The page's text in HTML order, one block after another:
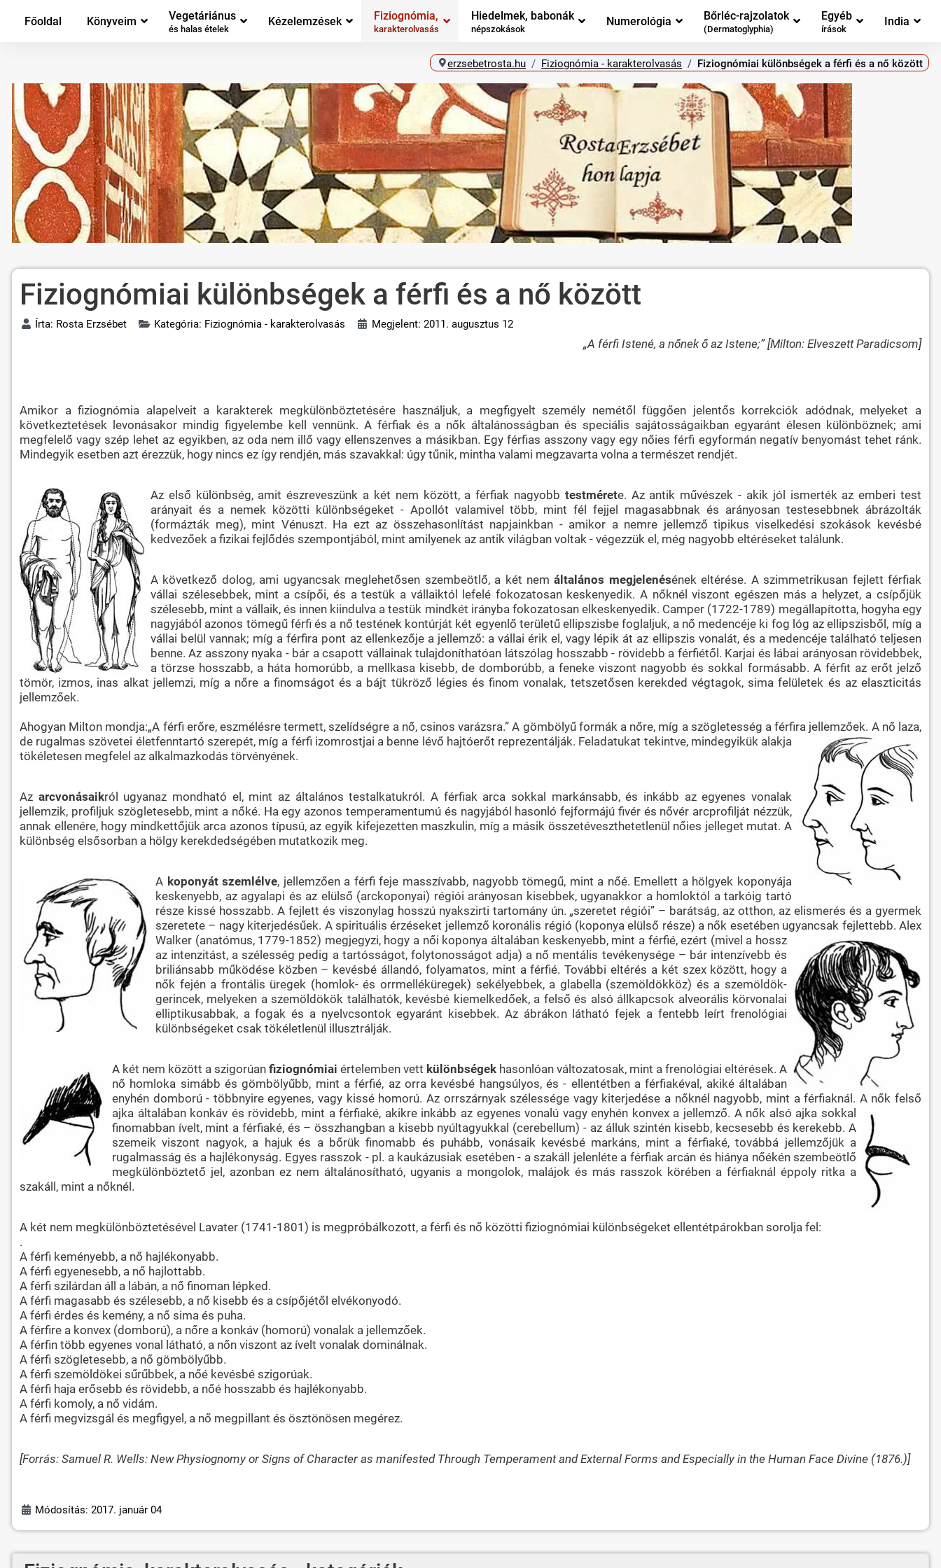
Főoldal Könyveim Vegetáriánus
és halas ételek
Kézelemzések Fiziognómia,
karakterolvasás
Hiedelmek, babonák
népszokások
Numerológia Bőrléc-rajzolatok
(Dermatoglyphia)
Egyéb
írások
India
erzsebetrosta.hu Fiziognómia - karakterolvasás Fiziognómiai különbségek a férfi és a nő között
Fiziognómiai különbségek a férfi és a nő között
Írta: Rosta Erzsébet Kategória: Fiziognómia - karakterolvasás Megjelent: 2011. augusztus 12
„A férfi Istené, a nőnek ő az Istene;” [Milton: Elveszett Paradicsom]
Amikor a fiziognómia alapelveit a karakterek megkülönböztetésére használjuk, a megfigyelt személy nemétől függően jelentős korrekciók adódnak, melyeket a
következtetések levonásakor mindig figyelembe kell vennünk. A férfiak és a nők általánosságban és speciális sajátosságaikban egyaránt élesen különböznek; ami
megfelelő vagy szép lehet az egyikben, az oda nem illő vagy ellenszenves a másikban. Egy férfias asszony vagy egy nőies férfi egyformán negatív benyomást tehet ránk.
Mindegyik esetben azt érezzük, hogy nincs ez így rendjén, más szavakkal: úgy tűnik, mintha valami megzavarta volna a természet rendjét.
Az első különbség, amit észreveszünk a két nem között, a férfiak nagyobb testmérete. Az antik művészek - akik jól ismerték az emberi test
arányait és a nemek közötti különbségeket - Apollót valamivel több, mint fél fejjel magasabbnak és arányosan testesebbnek ábrázolták
(formázták meg), mint Vénuszt. Ha ezt az összehasonlítást napjainkban - amikor a nemre jellemző tipikus viselkedési szokások kevésbé
kedvezőek a fizikai fejlődés szempontjából, mint amilyenek az antik világban voltak - végezzük el, még nagyobb eltéréseket találunk.
A következő dolog, ami ugyancsak meglehetősen szembeötlő, a két nemáltalános megjelenésének eltérése. A szimmetrikusan fejlett férfiak
vállai szélesebbek, mint a csípői, és a testük a vállaiktól lefelé fokozatosan keskenyedik. A nőknél viszont egészen más a helyzet, a csípőjük
szélesebb, mint a vállaik, és innen kiindulva a testük mindkét irányba fokozatosan elkeskenyedik. Camper (1722-1789) megállapította, hogyha egy
nagyjából azonos tömegű férfi és a nő testének kontúrját két egyenlő területű ellipszisbe foglaljuk, a nő medencéje ki fog lóg az ellipszisből, míg a
vállai belül vannak; míg a férfira pont az ellenkezője a jellemző: a vállai érik el, vagy lépik át az ellipszis vonalát, és a medencéje található teljesen
benne. Az asszony nyaka - bár a csapott vállainak tulajdoníthatóan látszólag hosszabb - rövidebb a férfiétől. Karjai és lábai arányosan rövidebbek,
a törzse hosszabb, a háta homorúbb, a mellkasa kisebb, de domborúbb, a feneke viszont nagyobb és sokkal formásabb. A férfit az erőt jelző
tömör, izmos, inas alkat jellemzi, míg a nőre a finomságot és a bájt tükröző légies és finom vonalak, tetszetősen kerekded végtagok, sima felületek és az elaszticitás
jellemzőek.
Ahogyan Milton mondja:„A férfi erőre, eszmélésre termett, szelídségre a nő, csinos varázsra.” A gömbölyű formák a nőre, míg a szögletesség a férfira jellemzőek. Anő laza,
de rugalmas szövetei életfenntartó szerepét, míg a férfi izomrostjai a benne lévő hajtóerőt reprezentálják. Feladatukat tekintve, mindegyikük alakja
tökéletesen megfelel az alkalmazkodás törvényének.
Az arcvonásaikról ugyanaz mondható el, mint az általános testalkatukról. A férfiak arca sokkal markánsabb, és inkább az egyenes vonalak
jellemzik, profiljuk szögletesebb, mint a nőké. Ha egy azonos temperamentumú és nagyjából hasonló fejformájú fivér és nővér arcprofilját nézzük,
annak ellenére, hogy mindkettőjük arca azonos típusú, az egyik kifejezetten maszkulin, míg a másik összetéveszthetetlenül nőies jelleget mutat. A
különbség elsősorban a hölgy kerekdedségében mutatkozik meg.
A koponyát szemlélve, jellemzően a férfi feje masszívabb, nagyobb tömegű, mint a nőé. Emellett a hölgyek koponyája
keskenyebb, az agyalapi és az elülső (arckoponyai) régiói arányosan kisebbek, ugyanakkor a homloktól a tarkóig tartó
része kissé hosszabb. A fejlett és viszonylag hosszú nyakszirti tartomány ún. „szeretet régiói” – barátság, az otthon, az elismerés és a gyermek
szeretete – nagy kiterjedésűek. A spirituális érzéseket jellemző koronális régió (koponya elülső része) a nők esetében ugyancsak fejlettebb. Alex
Walker (anatómus, 1779-1852) megjegyzi, hogy a női koponya általában keskenyebb, mint a férfié, ezért (mivel a hossz
az intenzitást, a szélesség pedig a tartósságot, folytonosságot adja) a nő mentális tevékenysége – bár intenzívebb és
briliánsabb működése közben – kevésbé állandó, folyamatos, mint a férfié. További eltérés a két szex között, hogy a
nők fején a frontális üregek (homlok- és orrmelléküregek) sekélyebbek, a glabella (szemöldökköz) és a szemöldök-
gerincek, melyeken a szemöldökök találhatók, kevésbé kiemelkedőek, a felső és alsó állkapcsok alveorális körvonalai
elliptikusabbak, a fogak és a nyelvcsontok egyaránt kisebbek. Az ábrákon látható fejek a fentebb leírt frenológiai
különbségeket csak tökéletlenül illusztrálják.
A két nem között a szigorúan fiziognómiai értelemben vett különbségek hasonlóan változatosak, mint a frenológiai eltérések. A
nő homloka simább és gömbölyűbb, mint a férfié, az orra kevésbé hangsúlyos, és - ellentétben a férfiakéval, akiké általában
enyhén domború - többnyire egyenes, vagy kissé homorú. Az orrszárnyak szélessége vagy kiterjedése a nőknél nagyobb, mint a férfiaknál. A nők felső
ajka általában konkáv és rövidebb, mint a férfiaké, akikre inkább az egyenes vonalú vagy enyhén konvex a jellemző. A nők alsó ajka sokkal
finomabban ívelt, mint a férfiaké, és – összhangban a kisebb nyúltagyukkal (cerebellum) - az álluk szintén kisebb, kecsesebb és kerekebb. A
szemeik viszont nagyok, a hajuk és a bőrük finomabb és puhább, vonásaik kevésbé markáns, mint a férfiaké, továbbá jellemzőjük a
rugalmasság és a hajlékonyság. Egyes rasszok - pl. a kaukázusiak esetében - a szakáll jelenléte a férfiak arcán és hiánya nőékén szembeötlő
megkülönböztető jel, azonban ez nem általánosítható, ugyanis a mongolok, malájok és más rasszok körében a férfiaknál éppoly ritka a
szakáll, mint a nőknél.
A két nem megkülönböztetésével Lavater (1741-1801) is megpróbálkozott, a férfi és nő közötti fiziognómiai különbségeket ellentétpárokban sorolja fel:
.
A férfi keményebb, a nő hajlékonyabb.
A férfi egyenesebb, a nő hajlottabb.
A férfi szilárdan áll a lábán, a nő finoman lépked.
A férfi magasabb és szélesebb, a nő kisebb és a csípőjétől elvékonyodó.
A férfi érdes és kemény, a nő sima és puha.
A férfire a konvex (domború), a nőre a konkáv (homorú) vonalak a jellemzőek.
A férfin több egyenes vonal látható, a nőn viszont az ívelt vonalak dominálnak.
A férfi szögletesebb, a nő gömbölyűbb.
A férfi szemöldökei sűrűbbek, a nőé kevésbé szigorúak.
A férfi haja erősebb és rövidebb, a nőé hosszabb és hajlékonyabb.
A férfi komoly, a nő vidám.
A férfi megvizsgál és megfigyel, a nő megpillant és ösztönösen megérez.
[Forrás: Samuel R. Wells: New Physiognomy or Signs of Character as manifested Through Temperament and External Forms and Especially in the Human Face Divine (1876.)]
Módosítás: 2017. január 04